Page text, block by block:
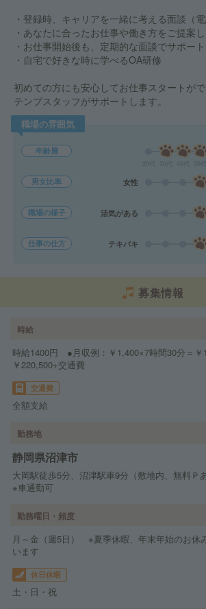
・登録時、キャリアを一緒に考える面談（電
・あなたに合ったお仕事や働き方をご提案
・お仕事開始後も、定期的な面談でサポート
・自宅で好きな時に学べるOA研修
初めての方にも安心してお仕事スタートが
テンプスタッフがサポートします。
職場の雰囲気
年齢層
男女比率 女性
職場の様子 活気がある
仕事の仕方 テキパキ
募集情報
時給
時給1400円 ●月収例：￥1,400×7時間30分＝￥
￥220,500+交通費
交通費
全額支給
勤務地
静岡県沼津市
大岡駅徒歩5分、沼津駅車9分（敷地内、無料Ｐ
※車通勤可
勤務曜日・頻度
月～金（週5日） ※夏季休暇、年末年始のお休
います
休日休暇
土・日・祝